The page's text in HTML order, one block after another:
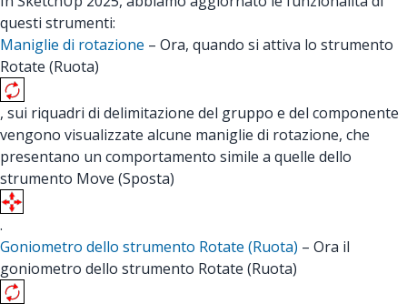
questi strumenti:
Maniglie di rotazione – Ora, quando si attiva lo strumento
Rotate (Ruota)
, sui riquadri di delimitazione del gruppo e del componente
vengono visualizzate alcune maniglie di rotazione, che
presentano un comportamento simile a quelle dello
strumento Move (Sposta)
.
Goniometro dello strumento Rotate (Ruota) – Ora il
goniometro dello strumento Rotate (Ruota)